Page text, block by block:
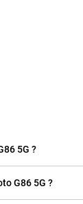
5G ?
G86 5G ?